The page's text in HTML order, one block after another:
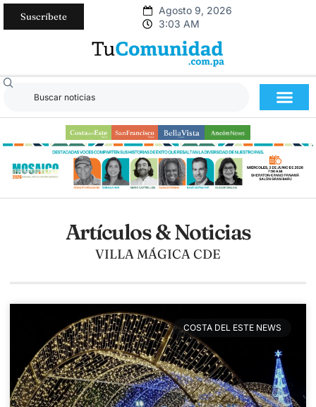
Suscríbete
Agosto 9, 2026
3:03 AM
Artículos & Noticias
VILLA MÁGICA CDE
COSTA DEL ESTE NEWS